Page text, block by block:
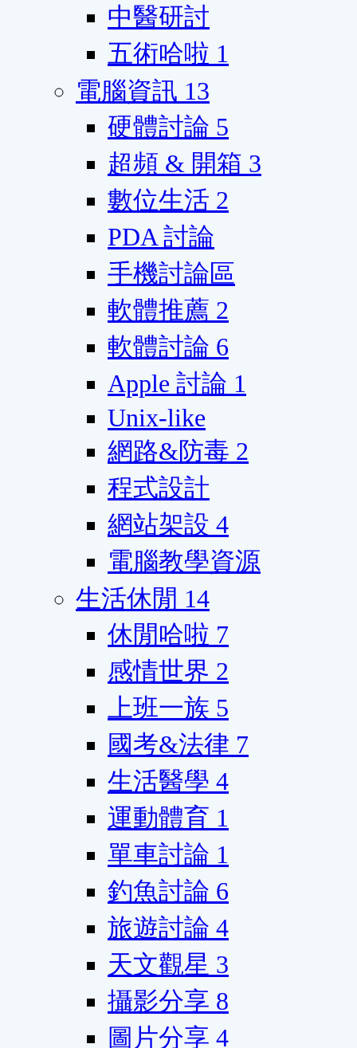
中醫研討
五術哈啦 1
電腦資訊 13
硬體討論 5
超頻 & 開箱 3
數位生活 2
PDA 討論
手機討論區
軟體推薦 2
軟體討論 6
Apple 討論 1
Unix-like
網路&防毒 2
程式設計
網站架設 4
電腦教學資源
生活休閒 14
休閒哈啦 7
感情世界 2
上班一族 5
國考&法律 7
生活醫學 4
運動體育 1
單車討論 1
釣魚討論 6
旅遊討論 4
天文觀星 3
攝影分享 8
圖片分享 4